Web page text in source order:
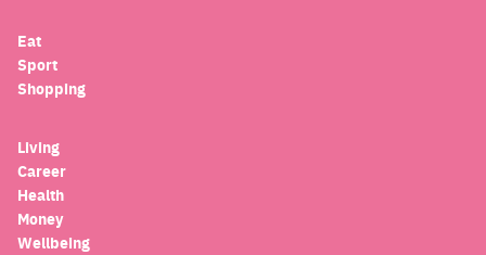
Search
for:
Eat
Sport
Shopping
Living
Career
Health
Money
Wellbeing